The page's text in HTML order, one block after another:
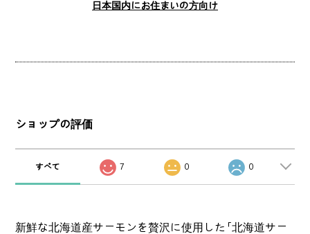
日本国内にお住まいの方向け
ショップの評価
すべて 7 0 0
新鮮な北海道産サーモンを贅沢に使用した「北海道サー